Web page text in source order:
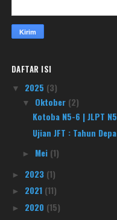
DAFTAR ISI
▼ 2025 (3)
▼ Oktober (2)
Kotoba N5-6 | JLPT
Ujian JFT : Tahun
► Mei (1)
► 2023 (1)
► 2021 (11)
► 2020 (15)